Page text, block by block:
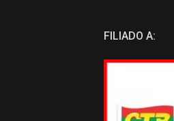
FILIADO A: